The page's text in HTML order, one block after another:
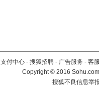
支付中心 - 搜狐招聘 - 广告服务 - 客
Copyright©2016
搜狐不良信息举